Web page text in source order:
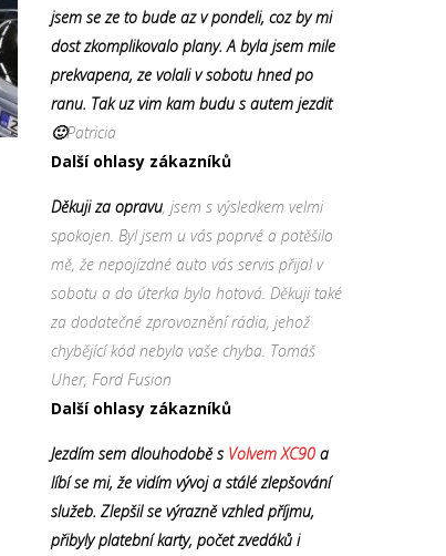
jsem se ze to bude az v pondeli, coz by mi
dost zkomplikovalo plany. A byla jsem mile
prekvapena, ze volali v sobotu hned po
ranu. Tak uz vim kam budu s autem jezdit
🙂Patricia
Další ohlasy zákazníků
Děkuji za opravu, jsem s výsledkem velmi
spokojen. Byl jsem u vás poprvé a potěšilo
mě, že nepojízdné auto vás servis přijal v
sobotu a do úterka byla hotová. Děkuji také
za dodatečné zprovoznění rádia, jehož
chybějící kód nebyla vaše chyba. Tomáš
Uher, Ford Fusion
Další ohlasy zákazníků
Jezdím sem dlouhodobě s Volvem XC90 a
líbí se mi, že vidím vývoj a stálé zlepšování
služeb. Zlepšil se výrazně vzhled příjmu,
přibyly platební karty, počet zvedáků i